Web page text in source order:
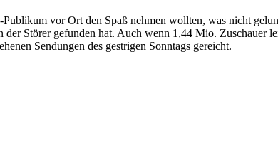
vor Ort den Spaß nehmen wollten, was nicht
Störer gefunden hat. Auch wenn 1,44 Mio. Zuschauer
Sendungen des gestrigen Sonntags gereicht.